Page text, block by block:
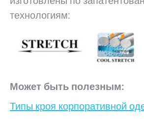
технологиям:
Может быть полезным:
Типы кроя корпоративной